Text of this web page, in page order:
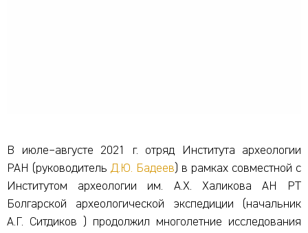
В июле–августе 2021 г. отряд Института археологии
РАН (руководитель Д.Ю. Бадеев) в рамках совместной с
Институтом археологии им. А.Х. Халикова АН РТ
Болгарской археологической экспедиции (начальник
А.Г. Ситдиков ) продолжил многолетние исследования